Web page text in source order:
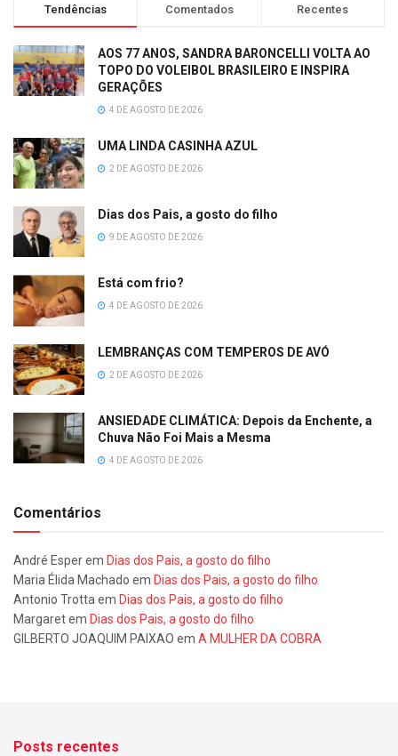
Tendências Comentados Recentes
AOS 77 ANOS, SANDRA BARONCELLI VOLTA AO
TOPO DO VOLEIBOL BRASILEIRO E INSPIRA
GERAÇÕES
4 DE AGOSTO DE 2026
UMA LINDA CASINHA AZUL
2 DE AGOSTO DE 2026
Dias dos Pais, a gosto do filho
9 DE AGOSTO DE 2026
Está com frio?
4 DE AGOSTO DE 2026
LEMBRANÇAS COM TEMPEROS DE AVÓ
2 DE AGOSTO DE 2026
ANSIEDADE CLIMÁTICA: Depois da Enchente, a
Chuva Não Foi Mais a Mesma
4 DE AGOSTO DE 2026
Comentários
André Esperem Dias dos Pais, a gosto do filho
Maria Élida Machado em Dias dos Pais, a gosto do filho
Antonio Trotta em Dias dos Pais, a gosto do filho
Margaretem Dias dos Pais, a gosto do filho
GILBERTO JOAQUIM PAIXAO em A MULHER DA COBRA
Posts recentes